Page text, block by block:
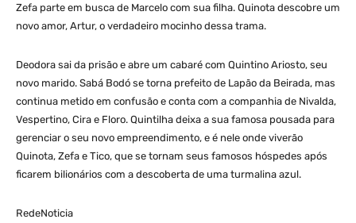
Zefa parte em busca de Marcelo com sua filha. Quinota descobre um
novo amor, Artur, o verdadeiro mocinho dessa trama.
Deodora sai da prisão e abre um cabaré com Quintino Ariosto, seu
novo marido. Sabá Bodó se torna prefeito de Lapão da Beirada, mas
continua metido em confusão e conta com a companhia de Nivalda,
Vespertino, Cira e Floro. Quintilha deixa a sua famosa pousada para
gerenciar o seu novo empreendimento, e é nele onde viverão
Quinota, Zefa e Tico, que se tornam seus famosos hóspedes após
ficarem bilionários com a descoberta de uma turmalina azul.
RedeNoticia